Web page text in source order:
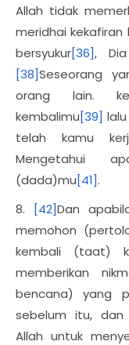
Allah tidak
meridhai
bersyukur[36], Dia
[38]Seseorang
orang lain.
kembalimu[39]
telah kamu
Mengetahui
(dada)mu[41].
8.
[42]Dan
memohon
kembali (taat)
memberikan
bencana) yang
sebelum itu, dan
Allah untuk